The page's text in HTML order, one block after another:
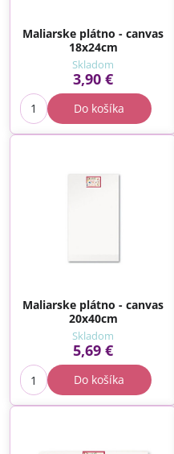
Maliarske plátno - canvas
18x24cm
Skladom
3,90 €
Do košíka
Maliarske plátno - canvas
20x40cm
Skladom
5,69 €
Do košíka